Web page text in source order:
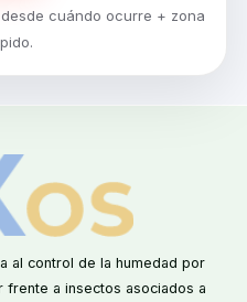
cuándo ocurre + zona
al control de la humedad por
frente a insectos asociados a